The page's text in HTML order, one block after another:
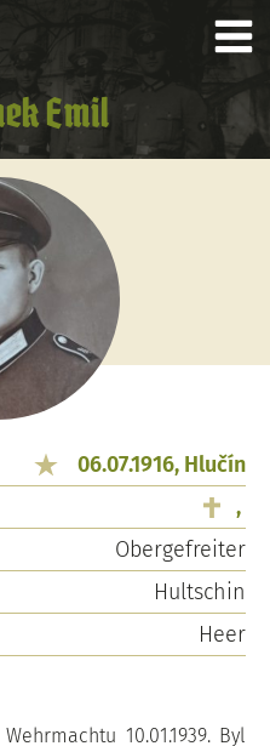
Emil
06.07.1916, Hlučín
,
Obergefreiter
Hultschin
Heer
10.01.1939. Byl